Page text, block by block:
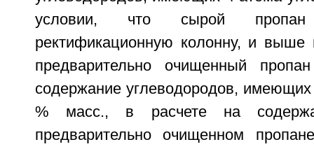
условии, что сырой
ректификационную колонну, и выше
предварительно очищенный
содержание углеводородов,
% масс., в расчете на
предварительно очищенном